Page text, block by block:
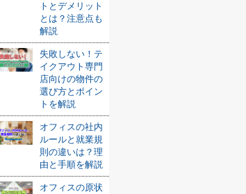
トとデメリット
とは？注意点も
解説
失敗しない！テ
イクアウト専門
店向けの物件の
選び方とポイン
トを解説
オフィスの社内
ルールと就業規
則の違いは？理
由と手順を解説
オフィスの原状